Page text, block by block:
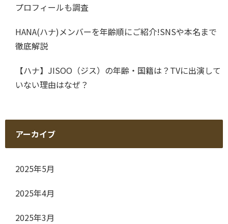
プロフィールも調査
HANA(ハナ)メンバーを年齢順にご紹介!SNSや本名まで
徹底解説
【ハナ】JISOO（ジス）の年齢・国籍は？TVに出演して
いない理由はなぜ？
アーカイブ
2025年5月
2025年4月
2025年3月